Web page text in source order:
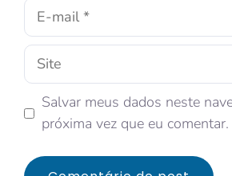
Salvar meus dados neste
próxima vez que eu comentar.